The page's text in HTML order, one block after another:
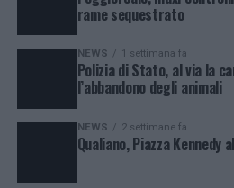
rame sequestrato
NEWS 1 settimana fa
Polizia di Stato, al via la
l’abbandono degli animali
NEWS 2 settimane fa
Qualiano, Piazza Kennedy